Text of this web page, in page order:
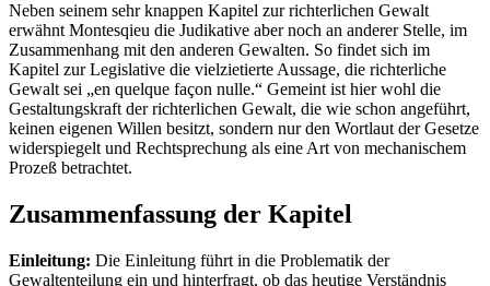
Neben seinem sehr knappen Kapitel zur richterlichen Gewalt
erwähnt Montesqieu die Judikative aber noch an anderer Stelle, im
Zusammenhang mit den anderen Gewalten. So findet sich im
Kapitel zur Legislative die vielzietierte Aussage, die richterliche
Gewalt sei „en quelque façon nulle.“ Gemeint ist hier wohl die
Gestaltungskraft der richterlichen Gewalt, die wie schon angeführt,
keinen eigenen Willen besitzt, sondern nur den Wortlaut der Gesetze
widerspiegelt und Rechtsprechung als eine Art von mechanischem
Prozeß betrachtet.
Zusammenfassung der Kapitel
Einleitung: Die Einleitung führt in die Problematik der
Gewaltenteilung ein und hinterfragt, ob das heutige Verständnis